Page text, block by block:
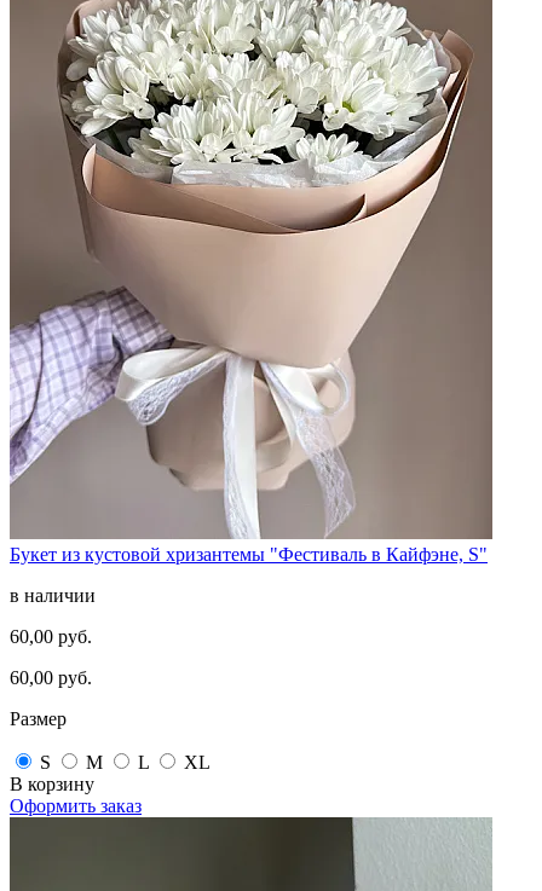
Букет из кустовой хризантемы "Фестиваль в Кайфэне, S"
в наличии
60,00 руб.
60,00 руб.
Размер
S M L
XL
В корзину
Оформить заказ